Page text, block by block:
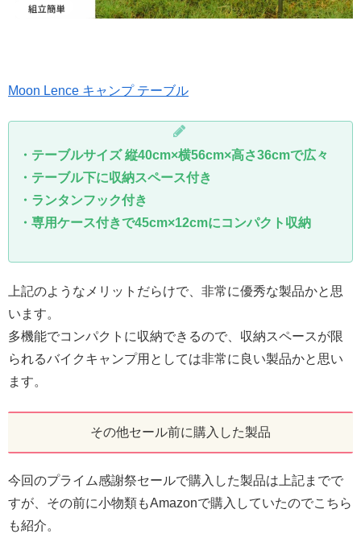
Moon Lence キャンプ テーブル
・テーブルサイズ 縦40cm×横56cm×高さ36cmで広々
・テーブル下に収納スペース付き
・ランタンフック付き
・専用ケース付きで45cm×12cmにコンパクト収納
上記のようなメリットだらけで、非常に優秀な製品かと思
います。
多機能でコンパクトに収納できるので、収納スペースが限
られるバイクキャンプ用としては非常に良い製品かと思い
ます。
その他セール前に購入した製品
今回のプライム感謝祭セールで購入した製品は上記までで
すが、その前に小物類もAmazonで購入していたのでこちら
も紹介。